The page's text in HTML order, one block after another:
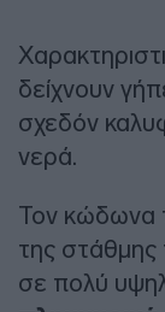
δείχνουν
σχεδόν
νερά.
Τον κώδωνα
της στάθμης
σε πολύ